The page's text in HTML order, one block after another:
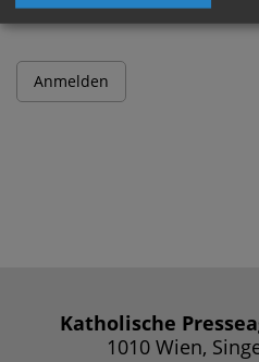
Katholische
1010 Wien,